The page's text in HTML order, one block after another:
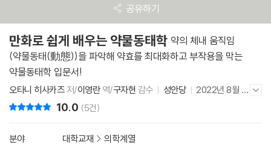
공유하기
만화로 쉽게 배우는 약물동태학 약의 체내 움직임
(약물동태(動態))을 파악해 약효를 최대화하고 부작용을 막는
약물동태학 입문서!
오타니 히사카즈저/이영란역/구자현 감수 성안당
2022년 8월 2
3일
10.0 (5건)
분야 대학교재 > 의학계열